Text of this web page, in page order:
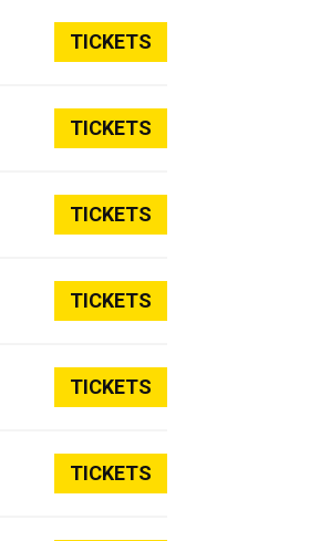
TICKETS
TICKETS
TICKETS
TICKETS
TICKETS
TICKETS